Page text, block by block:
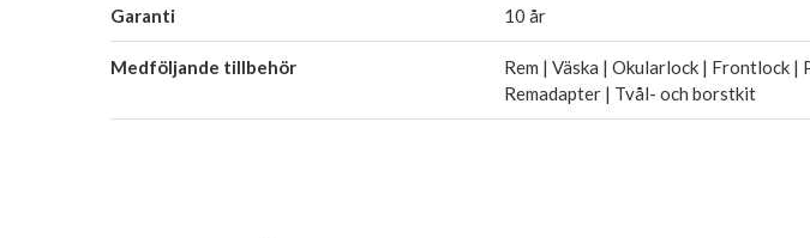
Garanti 10 år
Medföljande tillbehör
Rem | Väska | Okularlock | Frontlock |
Remadapter | Tvål- och borstkit